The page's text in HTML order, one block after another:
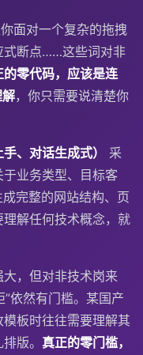
面对一个复杂的拖拽
式断点……这些词对非
的零代码，应该是连
，你只需要说清楚你
、对话生成式）
采
业务类型、目标客
完整的网站结构、页
解任何技术概念，就
，但对非技术岗来
”依然有门槛。某国产
板时往往需要理解其
版。 真正的零门槛，